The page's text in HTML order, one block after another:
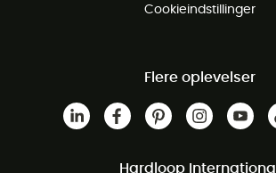
Cookieindstillinger
Flere oplevelser
Hardloop International